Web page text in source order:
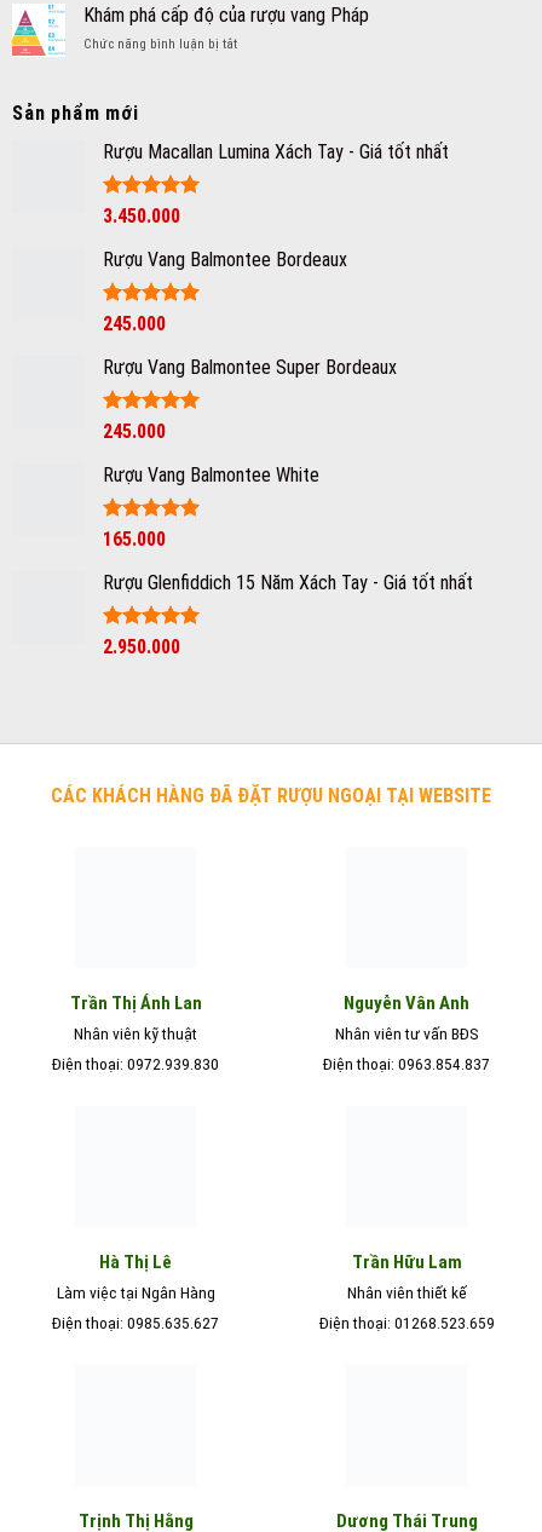
thức
cấp,
hãng,
Món
quà
Khám phá cấp độ của rượu vang Pháp
Chức năng bình luận bị tắtở
của
Sản phẩm mới
Rượu Macallan Lumina Xách Tay - Giá tốt nhất
Được xếp
sao
3.450.000
Rượu Vang Balmontee Bordeaux
Được xếp
sao
245.000
Rượu Vang Balmontee Super Bordeaux
Được xếp
sao
Giá
là:
350.000₫.
245.000Giá
tại
là:
245.000₫.
Rượu Vang Balmontee White
Được xếp
sao
165.000
Rượu Glenfiddich 15 Năm Xách Tay - Giá tốt nhất
Được xếp
2.950.000
CÁC KHÁCH HÀNG ĐÃ ĐẶT RƯỢU NGOẠI TẠI WEBSITE
Trần Thị Ánh Lan
Nhân viên kỹ thuật
Điện thoại: 0972.939.830
Nguyễn Vân Anh
Nhân viên tư vấn BĐS
Điện thoại: 0963.854.837
Hà Thị Lê
Làm việc tại Ngân Hàng
Điện thoại: 0985.635.627
Trần Hữu Lam
Nhân viên thiết kế
Điện thoại: 01268.523.659
Trịnh Thị Hằng Dương Thái Trung